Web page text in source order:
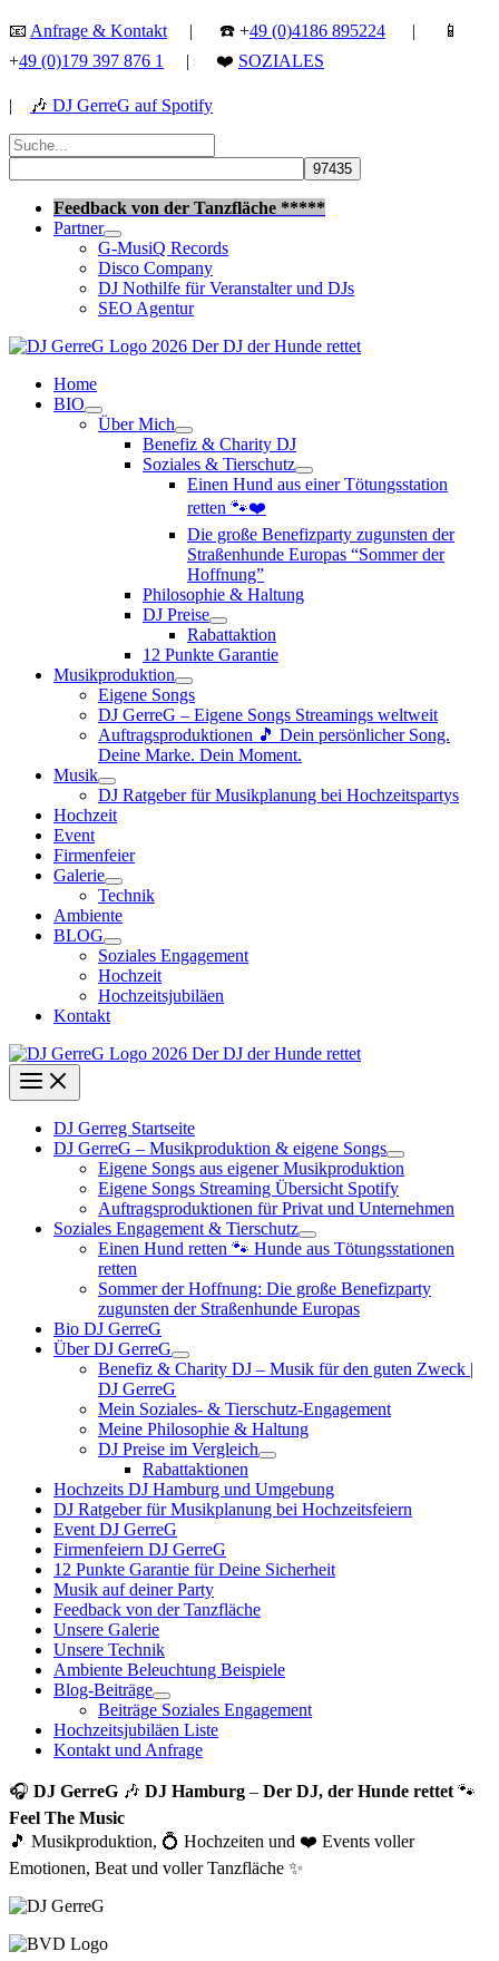
Zum
springen
📧 Anfrage & Kontakt | ☎️ +49 (0)4186 895224 | 📱
+49 (0)179 397 876 1 | ❤️ SOZIALES
| 🎶 DJ GerreG auf Spotify
Suchen
nach:
Feedback von der Tanzfläche *****
Partner
G-MusiQ Records
Disco Company
DJ Nothilfe für Veranstalter und DJs
SEO Agentur
Home
BIO
Über Mich
Benefiz & Charity DJ
Soziales & Tierschutz
Einen Hund aus einer Tötungsstation
retten 🐾❤️
Die große Benefizparty zugunsten der
Straßenhunde Europas “Sommer der
Hoffnung”
Philosophie & Haltung
DJ Preise
Rabattaktion
12 Punkte Garantie
Musikproduktion
Eigene Songs
DJ GerreG – Eigene Songs Streamings weltweit
Auftragsproduktionen 🎵 Dein persönlicher Song.
Deine Marke. Dein Moment.
Musik
DJ Ratgeber für Musikplanung bei Hochzeitspartys
Hochzeit
Event
Firmenfeier
Galerie
Technik
Ambiente
BLOG
Soziales Engagement
Hochzeit
Hochzeitsjubiläen
Kontakt
DJ Gerreg Startseite
DJ GerreG – Musikproduktion & eigene Songs
Eigene Songs aus eigener Musikproduktion
Eigene Songs Streaming Übersicht Spotify
Auftragsproduktionen für Privat und Unternehmen
Soziales Engagement & Tierschutz
Einen Hund retten 🐾 Hunde aus Tötungsstationen
retten
Sommer der Hoffnung: Die große Benefizparty
zugunsten der Straßenhunde Europas
Bio DJ GerreG
Über DJ GerreG
Benefiz & Charity DJ – Musik für den guten Zweck |
DJ GerreG
Mein Soziales- & Tierschutz-Engagement
Meine Philosophie & Haltung
DJ Preise im Vergleich
Rabattaktionen
Hochzeits DJ Hamburg und Umgebung
DJ Ratgeber für Musikplanung bei Hochzeitsfeiern
Event DJ GerreG
Firmenfeiern DJ GerreG
12 Punkte Garantie für Deine Sicherheit
Musik auf deiner Party
Feedback von der Tanzfläche
Unsere Galerie
Unsere Technik
Ambiente Beleuchtung Beispiele
Blog-Beiträge
Beiträge Soziales Engagement
Hochzeitsjubiläen Liste
Kontakt und Anfrage
🎧 DJ GerreG 🎶 DJ Hamburg – Der DJ, der Hunde rettet 🐾
Feel The Music
🎵 Musikproduktion, 💍 Hochzeiten und ❤️ Events voller
Emotionen, Beat und voller Tanzfläche ✨